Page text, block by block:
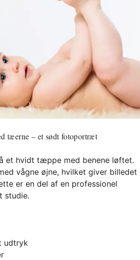
tæerne – et sødt fotoportræt
et hvidt tæppe med benene løftet.
vågne øjne, hvilket giver billedet
er en del af en professionel
studie.
udtryk